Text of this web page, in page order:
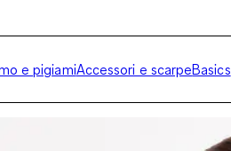
e pigiamiAccessori e scarpeBasics